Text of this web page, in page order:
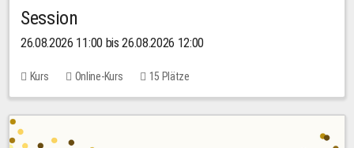
Session
26.08.2026 11:00 bis 26.08.2026 12:00
Kurs Online-Kurs 15 Plätze